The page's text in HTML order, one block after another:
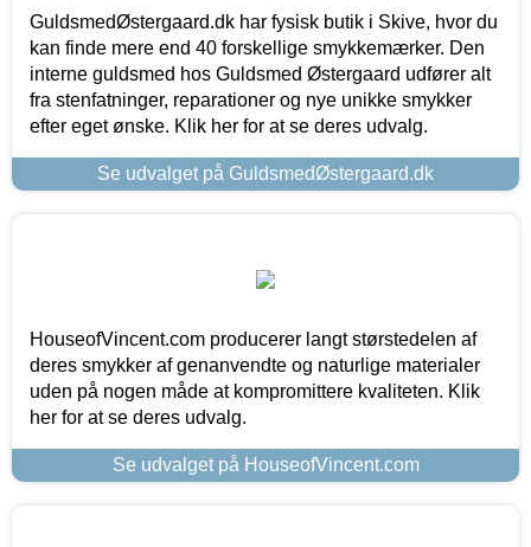
GuldsmedØstergaard.dk har fysisk butik i Skive, hvor du
kan finde mere end 40 forskellige smykkemærker. Den
interne guldsmed hos Guldsmed Østergaard udfører alt
fra stenfatninger, reparationer og nye unikke smykker
efter eget ønske. Klik her for at se deres udvalg.
Se udvalget på GuldsmedØstergaard.dk
HouseofVincent.com producerer langt størstedelen af
deres smykker af genanvendte og naturlige materialer
uden på nogen måde at kompromittere kvaliteten. Klik
her for at se deres udvalg.
Se udvalget på HouseofVincent.com